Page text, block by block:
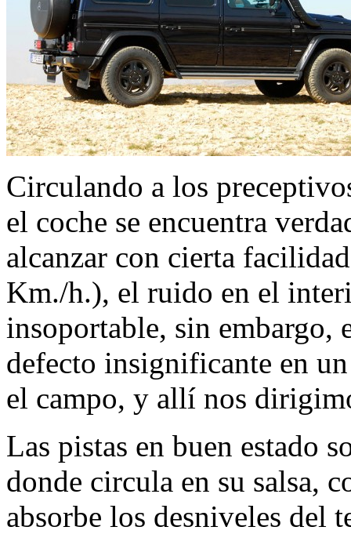
Circulando a los
el coche se encuentra
alcanzar con cierta
Km./h.), el ruido en el
insoportable, sin embargo,
defecto insignificante en
el campo, y allí nos
Las pistas en buen estado
donde circula en su salsa,
absorbe los desniveles del